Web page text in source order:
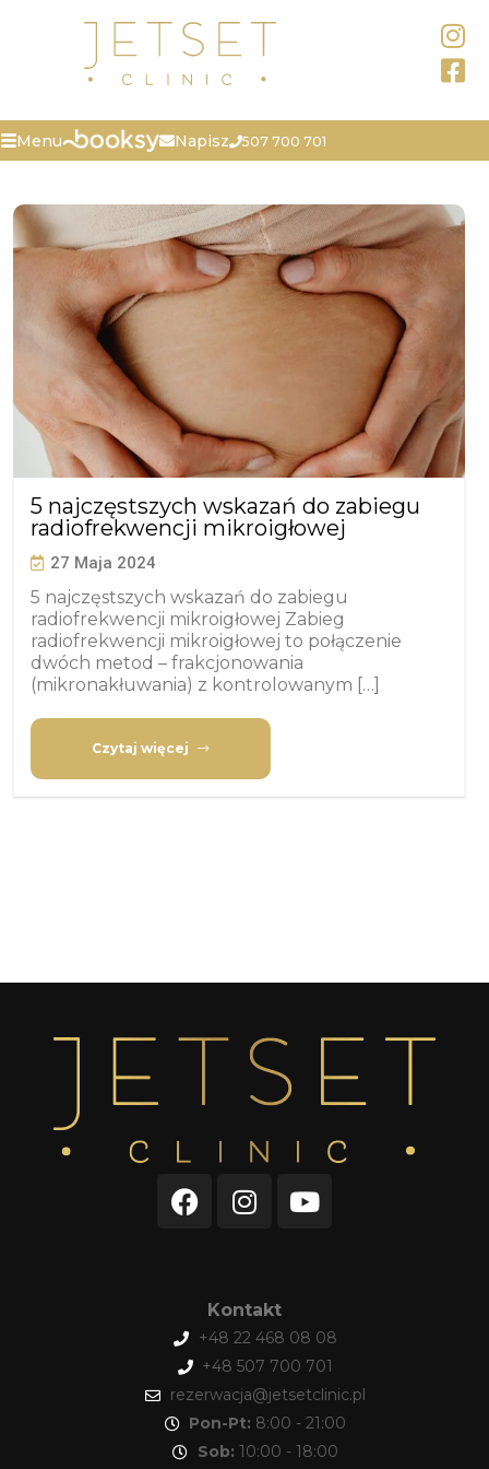
Menu Napisz 507 700 701
5 najczęstszych wskazań do zabiegu
radiofrekwencji mikroigłowej
27 Maja 2024
5 najczęstszych wskazań do zabiegu
radiofrekwencji mikroigłowej Zabieg
radiofrekwencji mikroigłowej to połączenie
dwóch metod – frakcjonowania
(mikronakłuwania) z kontrolowanym […]
Czytaj więcej
Kontakt
+48 22 468 08 08
+48 507 700 701
rezerwacja@jetsetclinic.pl
Pon-Pt: 8:00 - 21:00
Sob: 10:00 - 18:00